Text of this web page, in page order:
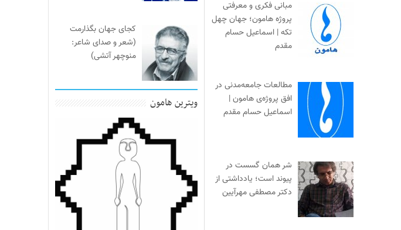
کجای جهان بگذارمت
(شعر و صدای شاعر:
منوچهر آتشی)
ویترین هامون
مبانی فکری و معرفتی
پروژه هامون؛ جهان چهل
تکه | اسماعیل حسام
مقدم
مطالعات جامعه‌مدنی در
افق پروژه‌ی هامون |
اسماعیل حسام مقدم
شر همان گسست در
پیوند است؛ یادداشتی از
دکتر مصطفی مهرآیین